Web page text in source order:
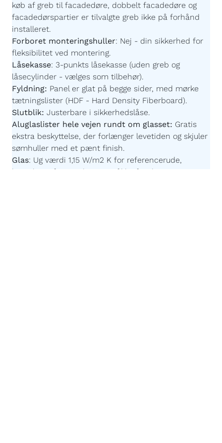
køb af greb til facadedøre, dobbelt facadedøre og
facadedørspartier er tilvalgte greb ikke på forhånd
installeret.
Forboret monteringshuller: Nej - din sikkerhed for
fleksibilitet ved montering.
Låsekasse: 3-punkts låsekasse (uden greb og
låsecylinder - vælges som tilbehør).
Fyldning: Panel er glat på begge sider, med mørke
tætningslister (HDF - Hard Density Fiberboard).
Slutblik: Justerbare i sikkerhedslåse.
Aluglaslister hele vejen rundt om glasset: Gratis
ekstra beskyttelse, der forlænger levetiden og skjuler
sømhuller med et pænt finish.
Glas: Ug værdi 1,15 W/m2 K for referencerude,
kontakt os for værdier specifikke for din